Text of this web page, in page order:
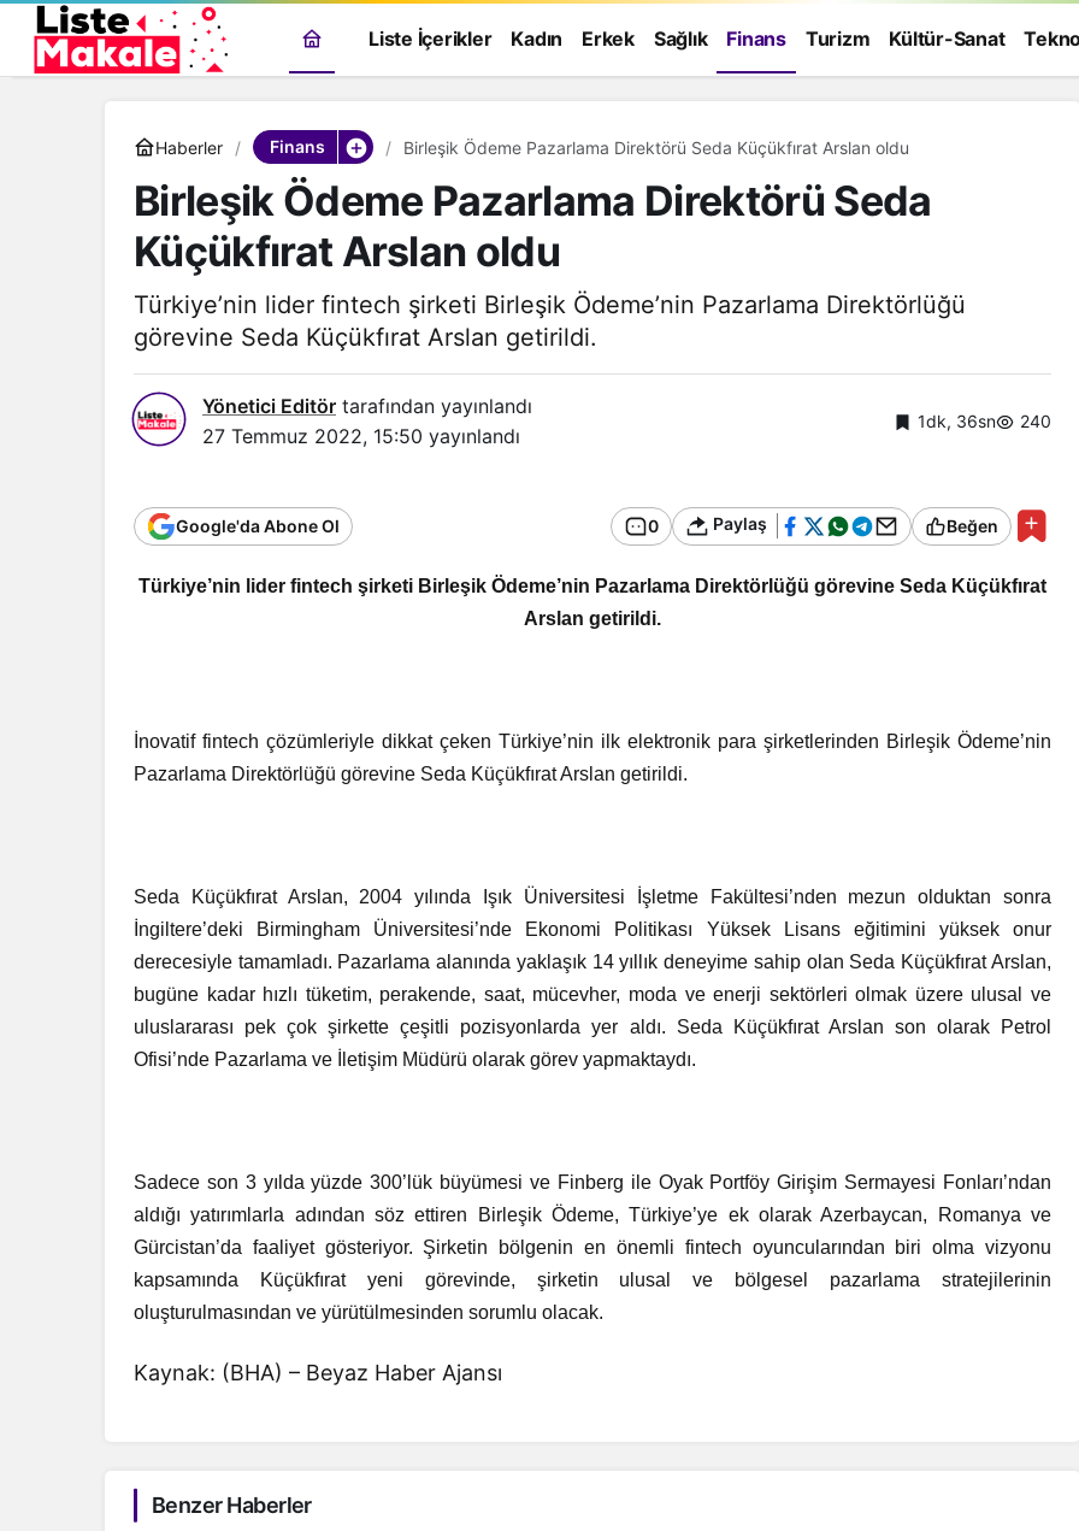
Liste İçerikler Kadın Erkek Sağlık Finans Turizm Kültür-Sanat
Haberler Finans Birleşik Ödeme Pazarlama Direktörü Seda Küçükfırat Arslan oldu
Birleşik Ödeme Pazarlama Direktörü Seda
Küçükfırat Arslan oldu
Türkiye’nin lider fintech şirketi Birleşik Ödeme’nin Pazarlama Direktörlüğü
görevine Seda Küçükfırat Arslan getirildi.
Yönetici Editör tarafından yayınlandı
27 Temmuz 2022, 15:50 yayınlandı
1dk, 36sn 240
Google'da Abone Ol 0 Paylaş Beğen
Türkiye’nin lider fintech şirketi Birleşik Ödeme’nin Pazarlama Direktörlüğü görevine Seda Küçükfırat
Arslan getirildi.
İnovatif fintech çözümleriyle dikkat çeken Türkiye’nin ilk elektronik para şirketlerinden Birleşik Ödeme’nin
Pazarlama Direktörlüğü görevine Seda Küçükfırat Arslan getirildi.
Seda Küçükfırat Arslan, 2004 yılında Işık Üniversitesi İşletme Fakültesi’nden mezun olduktan sonra
İngiltere’deki Birmingham Üniversitesi’nde Ekonomi Politikası Yüksek Lisans eğitimini yüksek onur
derecesiyle tamamladı. Pazarlama alanında yaklaşık 14 yıllık deneyime sahip olan Seda Küçükfırat Arslan,
bugüne kadar hızlı tüketim, perakende, saat, mücevher, moda ve enerji sektörleri olmak üzere ulusal ve
uluslararası pek çok şirkette çeşitli pozisyonlarda yer aldı. Seda Küçükfırat Arslan son olarak Petrol
Ofisi’nde Pazarlama ve İletişim Müdürü olarak görev yapmaktaydı.
Sadece son 3 yılda yüzde 300’lük büyümesi ve Finberg ile Oyak Portföy Girişim Sermayesi Fonları’ndan
aldığı yatırımlarla adından söz ettiren Birleşik Ödeme, Türkiye’ye ek olarak Azerbaycan, Romanya ve
Gürcistan’da faaliyet gösteriyor. Şirketin bölgenin en önemli fintech oyuncularından biri olma vizyonu
kapsamında Küçükfırat yeni görevinde, şirketin ulusal ve bölgesel pazarlama stratejilerinin
oluşturulmasından ve yürütülmesinden sorumlu olacak.
Kaynak: (BHA) – Beyaz Haber Ajansı
Benzer Haberler
Zaman Bağlanır?
Genel
Haber Türleri Nelerdir?